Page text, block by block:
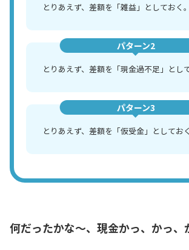
とりあえず、差額を「雑益」としておく。
パターン2
とりあえず、差額を「現金過不足」とし
パターン3
とりあえず、差額を「仮受金」としておく
何だったかな～、現金かっ、かっ